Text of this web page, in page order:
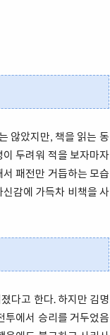
않았지만, 책을 읽는 동
두려워 적을 보자마자
패전만 거듭하는 모습
감에 가득차 비책을 사
다고 한다. 하지만 김명
투에서 승리를 거두었음